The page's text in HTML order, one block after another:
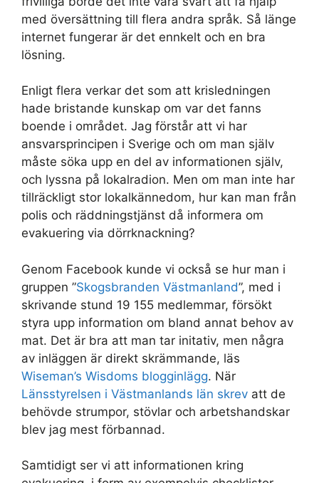
med översättning till flera andra språk. Så länge
internet fungerar är det ennkelt och en bra
lösning.
Enligt flera verkar det som att krisledningen
hade bristande kunskap om var det fanns
boende i området. Jag förstår att vi har
ansvarsprincipen i Sverige och om man själv
måste söka upp en del av informationen själv,
och lyssna på lokalradion. Men om man inte har
tillräckligt stor lokalkännedom, hur kan man från
polis och räddningstjänst då informera om
evakuering via dörrknackning?
Genom Facebook kunde vi också se hur man i
gruppen ”Skogsbranden Västmanland”, med i
skrivande stund 19 155 medlemmar, försökt
styra upp information om bland annat behov av
mat. Det är bra att man tar initativ, men några
av inläggen är direkt skrämmande, läs
Wiseman’s Wisdoms blogginlägg. När
Länsstyrelsen i Västmanlands län skrev att de
behövde strumpor, stövlar och arbetshandskar
blev jag mest förbannad.
Samtidigt ser vi att informationen kring